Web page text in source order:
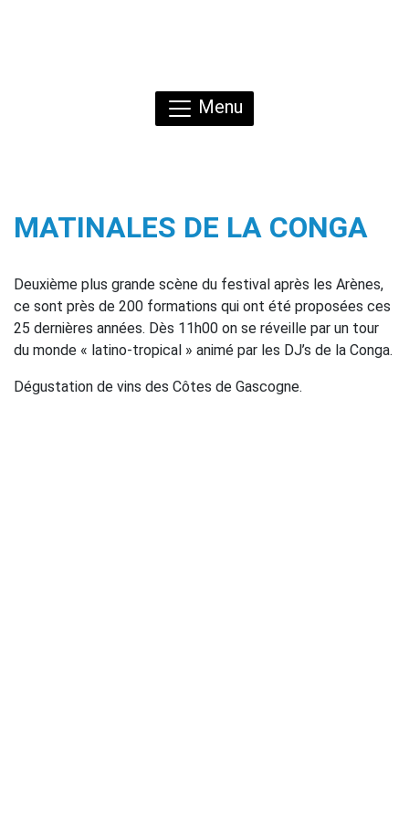
Menu
MATINALES DE LA CONGA
Deuxième plus grande scène du festival après les Arènes,
ce sont près de 200 formations qui ont été proposées ces
25 dernières années. Dès 11h00 on se réveille par un tour
du monde « latino-tropical » animé par les DJ’s de la Conga.
Dégustation de vins des Côtes de Gascogne.